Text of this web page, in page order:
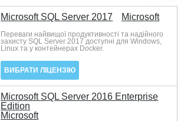
Microsoft SQL Server 2017 Microsoft
Переваги найвищої продуктивності та надійного
захисту SQL Server 2017 доступні для Windows,
Linux та у контейнерах Docker.
ВИБРАТИ ЛІЦЕНЗІЮ
Microsoft SQL Server 2016 Enterprise
Edition
Microsoft